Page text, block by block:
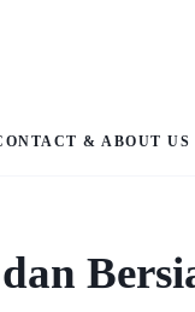
& ABOUT US